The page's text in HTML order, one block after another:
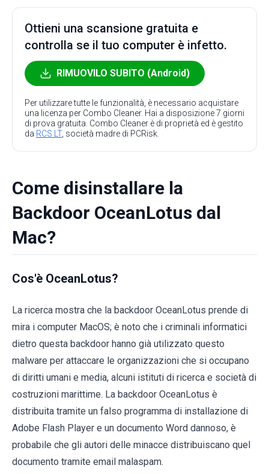
Ottieni una scansione gratuita e
controlla se il tuo computer è infetto.
RIMUOVILO SUBITO (Android)
Per utilizzare tutte le funzionalità, è necessario acquistare
una licenza per Combo Cleaner. Hai a disposizione 7 giorni
di prova gratuita. Combo Cleaner è di proprietà ed è gestito
da RCS LT, società madre di PCRisk.
Come disinstallare la
Backdoor OceanLotus dal
Mac?
Cos'è OceanLotus?
La ricerca mostra che la backdoor OceanLotus prende di
mira i computer MacOS; è noto che i criminali informatici
dietro questa backdoor hanno già utilizzato questo
malware per attaccare le organizzazioni che si occupano
di diritti umani e media, alcuni istituti di ricerca e società di
costruzioni marittime. La backdoor OceanLotus è
distribuita tramite un falso programma di installazione di
Adobe Flash Player e un documento Word dannoso, è
probabile che gli autori delle minacce distribuiscano quel
documento tramite email malaspam.